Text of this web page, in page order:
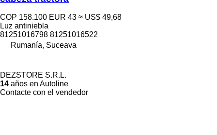
COP 158.100 EUR 43 ≈ US$ 49,68
Luz antiniebla
81251016798 81251016522
Rumanía, Suceava
DEZSTORE S.R.L.
14 años en Autoline
Contacte con el vendedor